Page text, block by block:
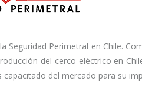
Seguridad Perimetral en Chile.
del cerco eléctrico en
del mercado para su